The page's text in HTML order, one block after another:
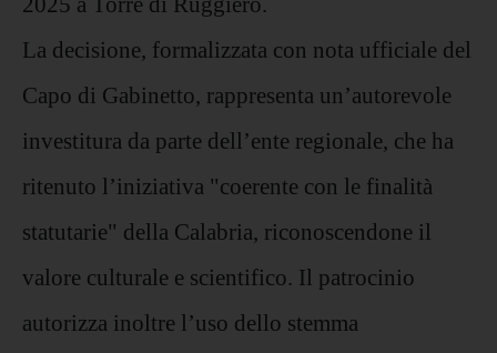
La decisione, formalizzata con nota ufficiale del
Capo di Gabinetto, rappresenta un’autorevole
investitura da parte dell’ente regionale, che ha
ritenuto l’iniziativa "coerente con le finalità
statutarie" della Calabria, riconoscendone il
valore culturale e scientifico. Il patrocinio
autorizza inoltre l’uso dello stemma